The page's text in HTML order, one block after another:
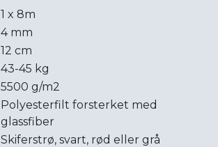
1 x 8m
4 mm
12 cm
43-45 kg
5500 g/m2
Polyesterfilt forsterket med
glassfiber
Skiferstrø, svart, rød eller grå